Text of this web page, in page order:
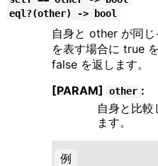
eql?(other) -> bool
自身と other が同
を表す場合に true
false を返します。
[PARAM]
other :
自身と比較
ます。
例